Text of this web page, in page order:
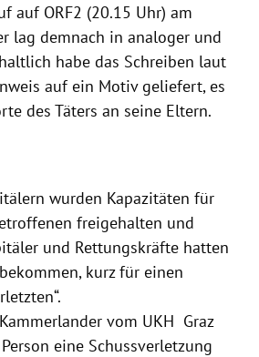
auf ORF2 (20.15 Uhr) am
lag demnach in analoger und
habe das Schreiben laut
auf ein Motiv geliefert, es
des Täters an seine Eltern.
wurden Kapazitäten für
freigehalten und
und Rettungskräfte hatten
kurz für einen
vom UKH Graz
eine Schussverletzung